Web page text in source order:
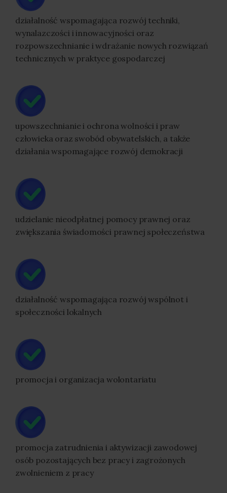
działalność wspomagająca rozwój techniki,
wynalazczości i innowacyjności oraz
rozpowszechnianie i wdrażanie nowych rozwiązań
technicznych w praktyce gospodarczej
upowszechnianie i ochrona wolności i praw
człowieka oraz swobód obywatelskich, a także
działania wspomagające rozwój demokracji
udzielanie nieodpłatnej pomocy prawnej oraz
zwiększania świadomości prawnej społeczeństwa
działalność wspomagająca rozwój wspólnot i
społeczności lokalnych
promocja i organizacja wolontariatu
promocja zatrudnienia i aktywizacji zawodowej
osób pozostających bez pracy i zagrożonych
zwolnieniem z pracy